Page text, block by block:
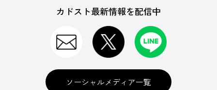
カドスト最新情報を配信中
ソーシャルメディア一覧